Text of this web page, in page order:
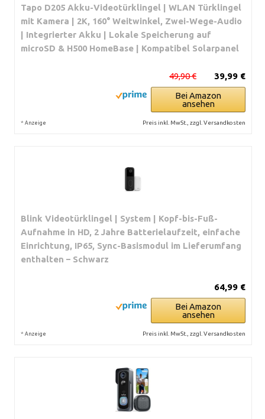
Tapo D205 Akku-Videotürklingel | WLAN Türklingel
mit Kamera | 2K, 160° Weitwinkel, Zwei-Wege-Audio
| Integrierter Akku | Lokale Speicherung auf
microSD & H500 HomeBase | Kompatibel Solarpanel
39,99 €
49,90 €
Bei Amazon
ansehen
* Anzeige Preis inkl. MwSt., zzgl. Versandkosten
Blink Videotürklingel | System | Kopf-bis-Fuß-
Aufnahme in HD, 2 Jahre Batterielaufzeit, einfache
Einrichtung, IP65, Sync-Basismodul im Lieferumfang
enthalten – Schwarz
64,99 €
Bei Amazon
ansehen
* Anzeige Preis inkl. MwSt., zzgl. Versandkosten